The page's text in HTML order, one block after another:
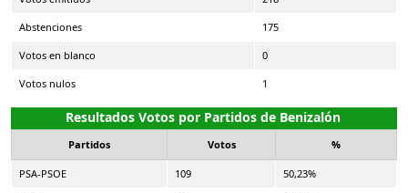
Abstenciones 175
Votos en blanco 0
Votos nulos 1
Resultados Votos por Partidos de Benizalón
Partidos Votos %
PSA-PSOE 109 50,23%